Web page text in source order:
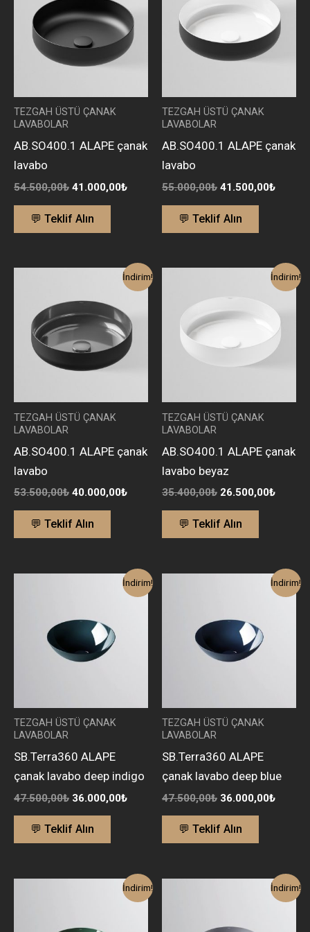
TEZGAH ÜSTÜ ÇANAK
LAVABOLAR
AB.SO400.1 ALAPE çanak
lavabo
54.500,00₺ 41.000,00₺
41.000,00₺.
💬 Teklif Alın
TEZGAH ÜSTÜ ÇANAK
LAVABOLAR
AB.SO400.1 ALAPE çanak
lavabo
55.000,00₺ 41.500,00₺
💬 Teklif Alın
İndirim!
TEZGAH ÜSTÜ ÇANAK
LAVABOLAR
AB.SO400.1 ALAPE çanak
lavabo
53.500,00₺
53.500,00₺.
40.000,00₺
Şu
andaki
40.000,00₺.
💬 Teklif Alın
İndirim!
TEZGAH ÜSTÜ ÇANAK
LAVABOLAR
AB.SO400.1 ALAPE çanak
lavabo beyaz
35.400,00₺ 26.500,00₺
Şu
andaki
💬 Teklif Alın
İndirim!
TEZGAH ÜSTÜ ÇANAK
LAVABOLAR
SB.Terra360 ALAPE
çanak lavabo deep indigo
47.500,00₺ 36.000,00₺
Şu
andaki
💬 Teklif Alın
İndirim!
TEZGAH ÜSTÜ ÇANAK
LAVABOLAR
SB.Terra360 ALAPE
çanak lavabo deep blue
47.500,00₺ 36.000,00₺
Şu
andaki
💬 Teklif Alın
İndirim!
Şu
andaki
İndirim!
Şu
andaki